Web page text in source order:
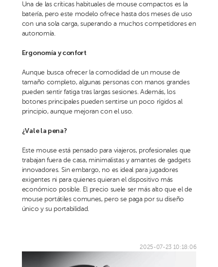
Una de las críticas habituales de mouse compactos es la
batería, pero este modelo ofrece hasta dos meses de uso
con una sola carga, superando a muchos competidores en
autonomía.
Ergonomía y confort
Aunque busca ofrecer la comodidad de un mouse de
tamaño completo, algunas personas con manos grandes
pueden sentir fatiga tras largas sesiones. Además, los
botones principales pueden sentirse un poco rígidos al
principio, aunque mejoran con el uso.
¿Vale la pena?
Este mouse está pensado para viajeros, profesionales que
trabajan fuera de casa, minimalistas y amantes de gadgets
innovadores. Sin embargo, no es ideal para jugadores
exigentes ni para quienes quieran el dispositivo más
económico posible. El precio suele ser más alto que el de
mouse portátiles comunes, pero se paga por su diseño
único y su portabilidad.
2025-07-23 10:18:06